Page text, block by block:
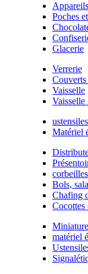
Poches
Glacerie
Verrerie
Vaisselle
Vaisselle
Matériel
Bols,
Chafing
Cocottes
matériel